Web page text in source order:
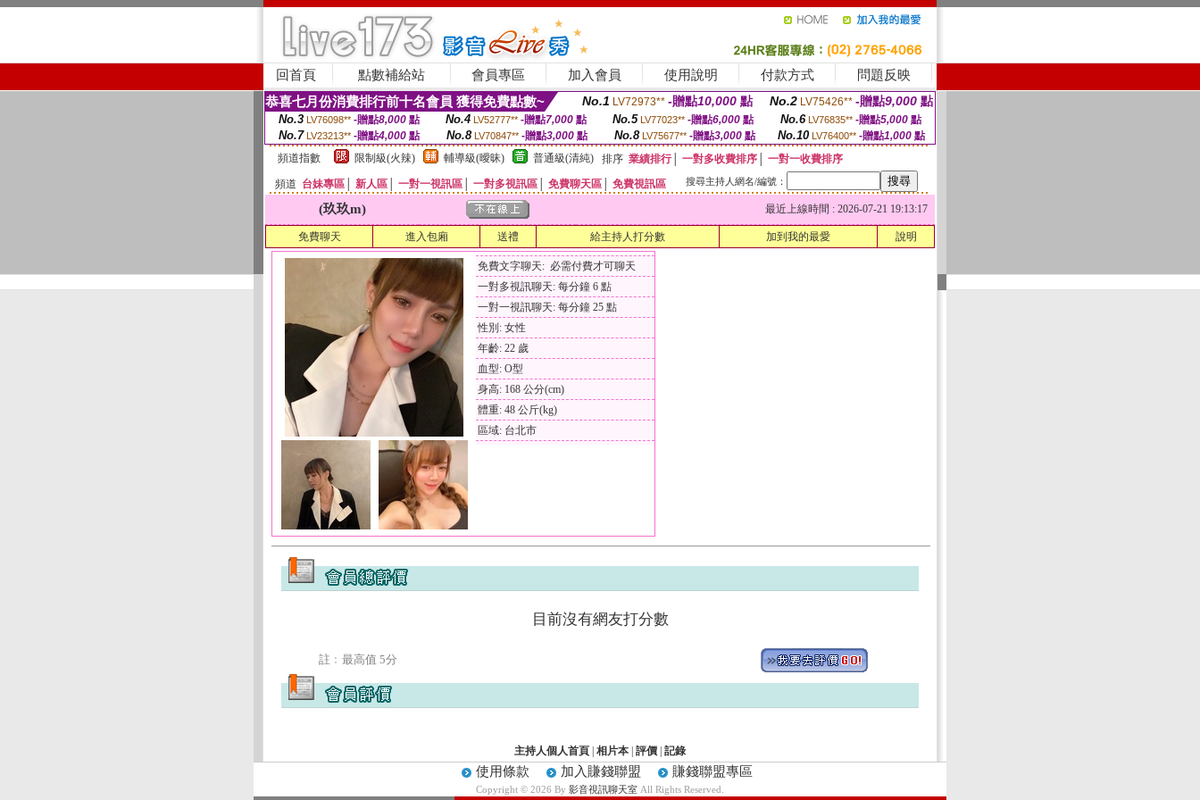
回首頁 點數補給站 會員專區 加入會員 使用說明 付款方式 問題反映
恭喜七月份消費排行前十名會員 獲得免費點數~ No.1 LV72973** -贈點10,000 點 No.2 LV75426** -贈點9,000 點
No.3 LV76098** -贈點8,000點 No.4 LV52777** -贈點7,000點 No.5 LV77023** -贈點6,000點 No.6 LV76835** -贈點5,000點
No.7 LV23213** -贈點4,000 點 No.8 LV70847** -贈點3,000 點 No.8 LV75677** -贈點3,000點 No.10 LV76400** -贈點1,000 點
頻道指數
限制級(火辣) 輔導級(曖昧) 普通級(清純) 排序 業績排行│ 一對多收費排序
一對一收費排序
頻道 台妹專區 新人區 一對一視訊區 一對多視訊區 免費聊天區 免費視訊區 搜尋主持人網名/編號：
(玖玖m) 最近上線時間 : 2026-07-21 19:13:17
免費聊天 進入包廂 送禮 給主持人打分數 加到我的最愛 說明
免費文字聊天: 必需付費才可聊天
一對多視訊聊天: 每分鐘 6 點
一對一視訊聊天: 每分鐘 25 點
性別: 女性
年齡: 22 歲
血型: O型
身高: 168 公分(cm)
體重: 48 公斤(kg)
區域: 台北市
目前沒有網友打分數
註﹕最高值 5分
主持人個人首頁 相片本 評價 記錄
使用條款 加入賺錢聯盟 賺錢聯盟專區
Copyright © 2026 By 影音視訊聊天室 All Rights Reserved.